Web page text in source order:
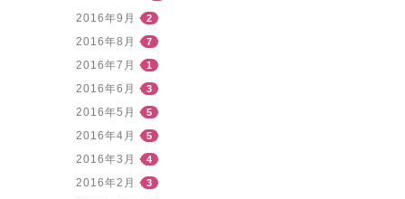
2016年9月 2
2016年8月 7
2016年7月 1
2016年6月 3
2016年5月 5
2016年4月 5
2016年3月 4
2016年2月 3